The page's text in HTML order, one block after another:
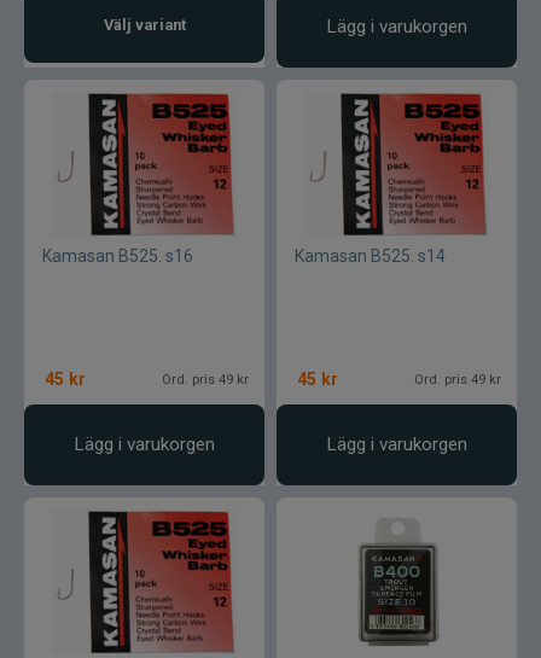
Välj variant Lägg i varukorgen
Kamasan B525. s16
45 kr Ord. pris 49 kr
Lägg i varukorgen
Kamasan B525. s14
45 kr Ord. pris 49 kr
Lägg i varukorgen